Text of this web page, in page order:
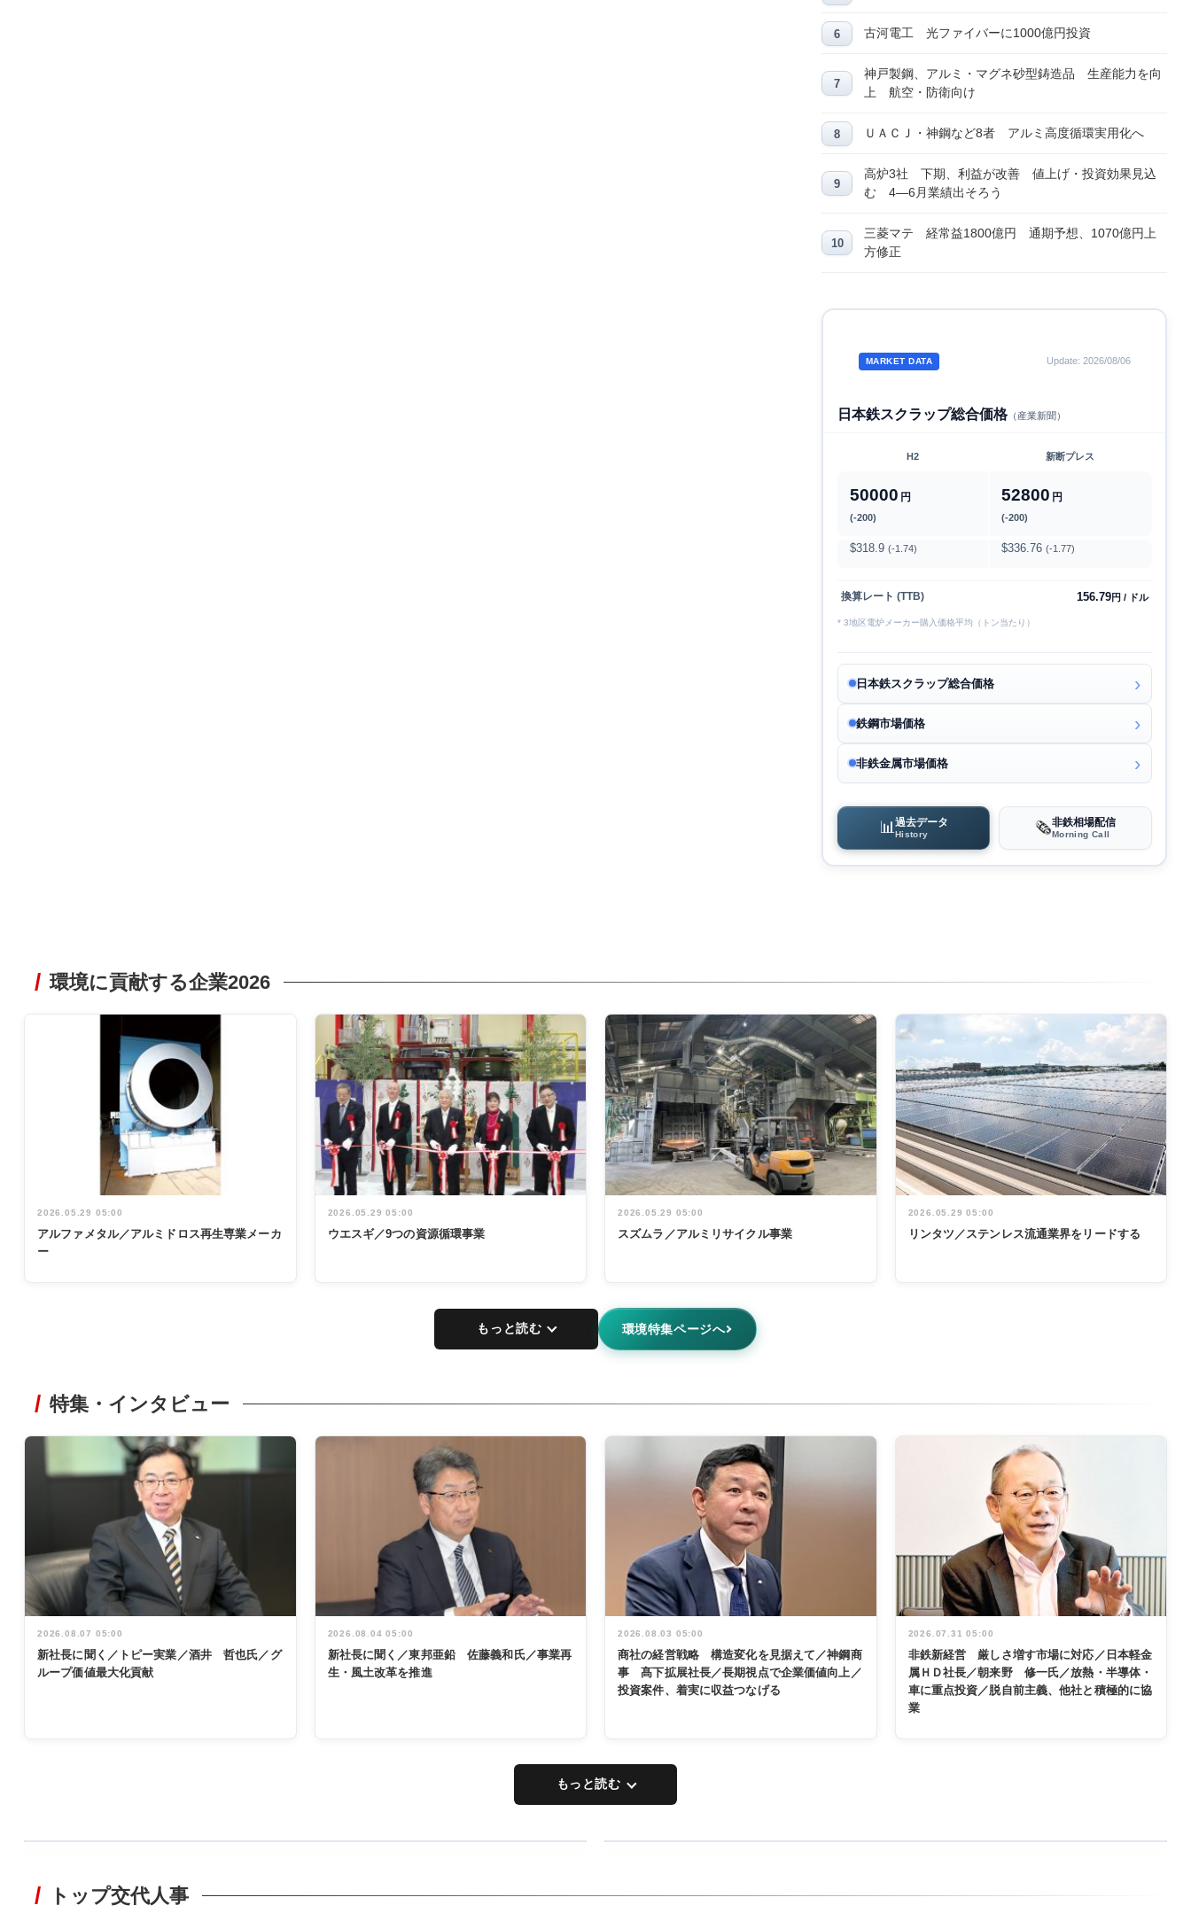
古河電工 光ファイバーに1000億円投資
神戸製鋼、アルミ・マグネ砂型鋳造品 生産能力を向
上 航空・防衛向け
ＵＡＣＪ・神鋼など8者 アルミ高度循環実用化へ
高炉3社 下期、利益が改善 値上げ・投資効果見込
む 4―6月業績出そろう
三菱マテ 経常益1800億円 通期予想、1070億円上
方修正
MARKET DATA Update: 2026/08/06
日本鉄スクラップ総合価格（産業新聞）
H2 新断プレス
50000 円
(-200)
52800 円
(-200)
$318.9 (-1.74) $336.76 (-1.77)
換算レート (TTB) 156.79円 / ドル
* 3地区電炉メーカー購入価格平均（トン当たり）
日本鉄スクラップ総合価格
鉄鋼市場価格
非鉄金属市場価格
📊 過去データ
History 🗞️非鉄相場配信
Morning Call
環境に貢献する企業2026
2026.05.29 05:00
アルファメタル／アルミドロス再生専業メーカ
ー
2026.05.29 05:00
ウエスギ／9つの資源循環事業
2026.05.29 05:00
スズムラ／アルミリサイクル事業
2026.05.29 05:00
リンタツ／ステンレス流通業界をリードする
もっと読む 環境特集ページへ
特集・インタビュー
2026.08.07 05:00
新社長に聞く／トピー実業／酒井 哲也氏／グ
ループ価値最大化貢献
2026.08.04 05:00
新社長に聞く／東邦亜鉛 佐藤義和氏／事業再
生・風土改革を推進
2026.08.03 05:00
商社の経営戦略 構造変化を見据えて／神鋼商
事 髙下拡展社長／長期視点で企業価値向上／
投資案件、着実に収益つなげる
2026.07.31 05:00
非鉄新経営 厳しさ増す市場に対応／日本軽金
属ＨＤ社長／朝来野 修一氏／放熱・半導体・
車に重点投資／脱自前主義、他社と積極的に協
業
もっと読む
非鉄業界で
トップ交代人事